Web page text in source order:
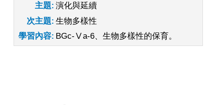
主題 演化與延續
次主題 生物多樣性
學習內容
BGc-Ⅴa-6、生物多樣性的保育。